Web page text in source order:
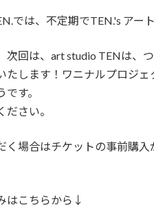
では、不定期でTEN.'s アー
次回は、art studio TENは、
たします！ワニナルプロジ
す。
さい。
く場合はチケットの事前購
はこちらから↓